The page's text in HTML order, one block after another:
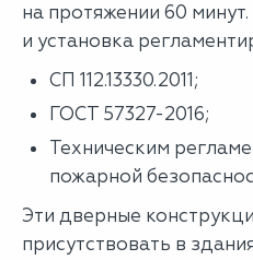
на протяжении 60
и установка
СП 112.13330.2011;
ГОСТ 57327-2016;
Техническим
пожарной
Эти дверные
присутствовать в